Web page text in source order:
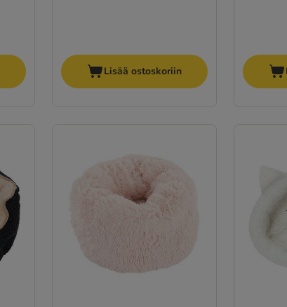
Lisää ostoskoriin